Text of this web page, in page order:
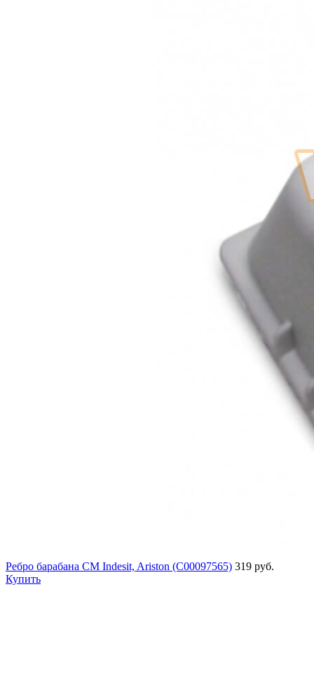
Ребро барабана СМ Indesit, Ariston (C00097565) 319 руб.
Купить